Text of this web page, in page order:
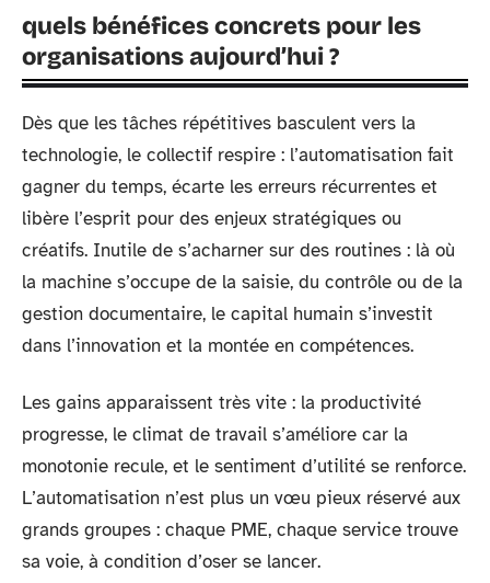
quels bénéfices concrets pour les
organisations aujourd’hui ?
Dès que les tâches répétitives basculent vers la
technologie, le collectif respire : l’automatisation fait
gagner du temps, écarte les erreurs récurrentes et
libère l’esprit pour des enjeux stratégiques ou
créatifs. Inutile de s’acharner sur des routines : là où
la machine s’occupe de la saisie, du contrôle ou de la
gestion documentaire, le capital humain s’investit
dans l’innovation et la montée en compétences.
Les gains apparaissent très vite : la productivité
progresse, le climat de travail s’améliore car la
monotonie recule, et le sentiment d’utilité se renforce.
L’automatisation n’est plus un vœu pieux réservé aux
grands groupes : chaque PME, chaque service trouve
sa voie, à condition d’oser se lancer.